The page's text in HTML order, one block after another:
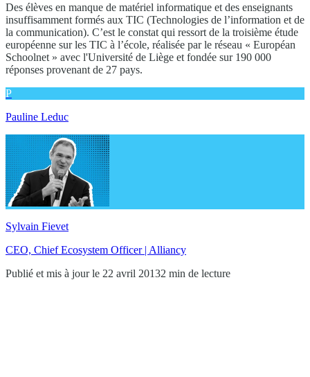
Des élèves en manque de matériel informatique et des enseignants
insuffisamment formés aux TIC (Technologies de l’information et de
la communication). C’est le constat qui ressort de la troisième étude
européenne sur les TIC à l’école, réalisée par le réseau « Européan
Schoolnet » avec l'Université de Liège et fondée sur 190 000
réponses provenant de 27 pays.
P
Pauline Leduc
Sylvain Fievet
CEO, Chief Ecosystem Officer | Alliancy
Publié et mis à jour le 22 avril 20132 min de lecture